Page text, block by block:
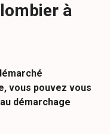
à
vous pouvez vous
démarchage